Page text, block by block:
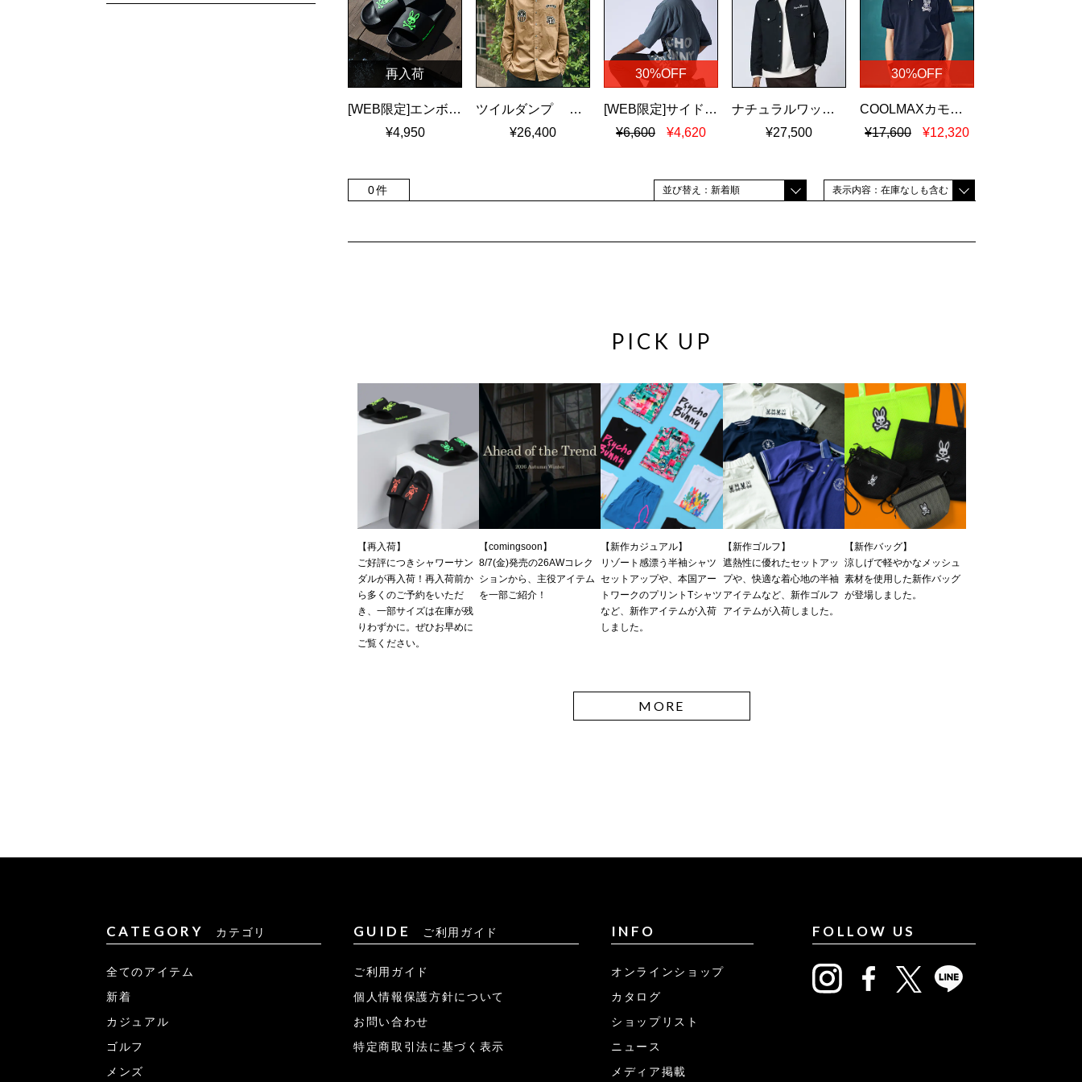
再入荷
[WEB限定]エンボスカラーロゴ シャワーサンダル
¥4,950
ツイルダンプ ワッペン刺繍ワッシャーシャツ
¥26,400
30%OFF
[WEB限定]サイドロゴ ビッグシルエット Tシャツ
¥6,600
¥4,620
ナチュラルワッシャーツイル トラッカージャケット
¥27,500
30%OFF
COOLMAXカモフラバニー 鹿の子ポロシャツ
¥17,600
¥12,320
0件 並び替え：新着順 表示内容：在庫なしも含む
PICK UP
【再入荷】
ご好評につきシャワーサン
ダルが再入荷！再入荷前か
ら多くのご予約をいただ
き、一部サイズは在庫が残
りわずかに。ぜひお早めに
ご覧ください。
【comingsoon】
8/7(金)発売の26AWコレク
ションから、主役アイテム
を一部ご紹介！
【新作カジュアル】
リゾート感漂う半袖シャツ
セットアップや、本国アー
トワークのプリントTシャツ
など、新作アイテムが入荷
しました。
【新作ゴルフ】
遮熱性に優れたセットアッ
プや、快適な着心地の半袖
アイテムなど、新作ゴルフ
アイテムが入荷しました。
【新作バッグ】
涼しげで軽やかなメッシュ
素材を使用した新作バッグ
が登場しました。
MORE
CATEGORY カテゴリ
全てのアイテム
新着
カジュアル
ゴルフ
メンズ
GUIDE ご利用ガイド
ご利用ガイド
個人情報保護方針について
お問い合わせ
特定商取引法に基づく表示
INFO
オンラインショップ
カタログ
ショップリスト
ニュース
メディア掲載
FOLLOW US